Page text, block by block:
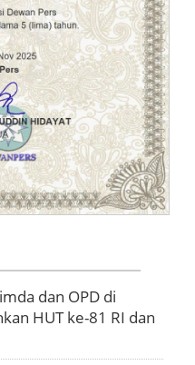
dan OPD di
HUT ke-81 RI dan